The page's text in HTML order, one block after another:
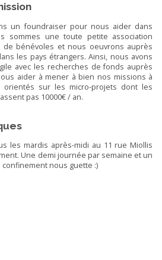
un foundraiser pour nous aider dans
sommes une toute petite association
de bénévoles et nous oeuvrons auprès
les pays étrangers. Ainsi, nous avons
avec les recherches de fonds auprès
aider à mener à bien nos missions à
orientés sur les micro-projets dont les
pas 10000€ / an.
les mardis après-midi au 11 rue Miollis
Une demi journée par semaine et un
nous guette :)